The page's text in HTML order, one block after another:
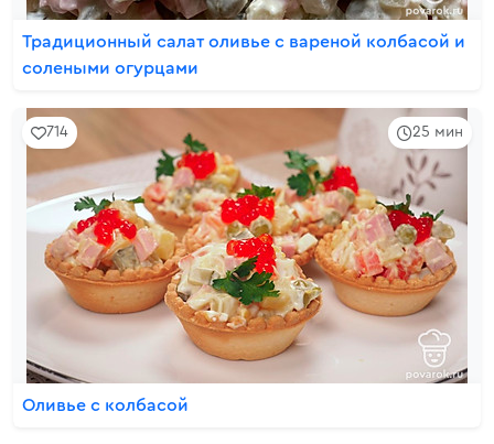
Традиционный салат оливье с вареной колбасой и
солеными огурцами
25 мин
714
Оливье с колбасой